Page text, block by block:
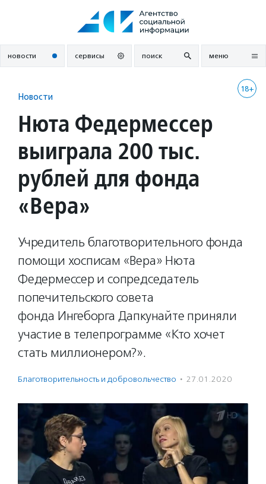
новости сервисы поиск меню
18+
Новости
Нюта Федермессер
выиграла 200 тыс.
рублей для фонда
«Вера»
Учредитель благотворительного фонда
помощи хосписам «Вера» Нюта
Федермессер и сопредседатель
попечительского совета
фонда Ингеборга Дапкунайте приняли
участие в телепрограмме «Кто хочет
стать миллионером?».
Благотвори­тель­ность и доброволь­чест­во · 27.01.2020